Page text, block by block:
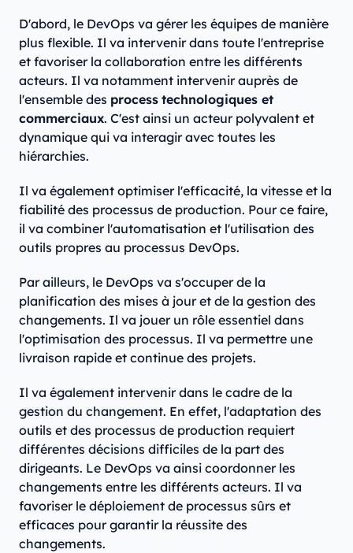
D'abord, le DevOps va gérer les équipes de manière
plus flexible. Il va intervenir dans toute l'entreprise
et favoriser la collaboration entre les différents
acteurs. Il va notamment intervenir auprès de
l'ensemble des process technologiques et
commerciaux. C'est ainsi un acteur polyvalent et
dynamique qui va interagir avec toutes les
hiérarchies.
Il va également optimiser l'efficacité, la vitesse et la
fiabilité des processus de production. Pour ce faire,
il va combiner l'automatisation et l'utilisation des
outils propres au processus DevOps.
Par ailleurs, le DevOps va s'occuper de la
planification des mises à jour et de la gestion des
changements. Il va jouer un rôle essentiel dans
l'optimisation des processus. Il va permettre une
livraison rapide et continue des projets.
Il va également intervenir dans le cadre de la
gestion du changement. En effet, l'adaptation des
outils et des processus de production requiert
différentes décisions difficiles de la part des
dirigeants. Le DevOps va ainsi coordonner les
changements entre les différents acteurs. Il va
favoriser le déploiement de processus sûrs et
efficaces pour garantir la réussite des
changements.